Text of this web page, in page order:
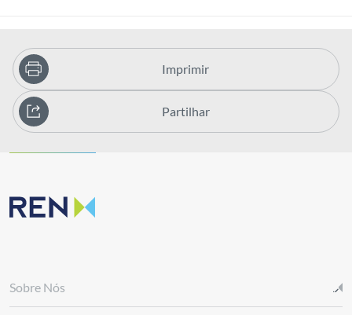
Imprimir
Partilhar
Sobre Nós